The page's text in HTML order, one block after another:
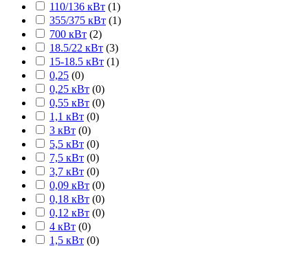
110/136 кВт (1)
355/375 кВт (1)
700 кВт (2)
18.5/22 кВт (3)
15-18.5 кВт (1)
0,25 (0)
0,25 кВт (0)
0,55 кВт (0)
1,1 кВт (0)
3 кВт (0)
5,5 кВт (0)
7,5 кВт (0)
3,7 кВт (0)
0,09 кВт (0)
0,18 кВт (0)
0,12 кВт (0)
4 кВт (0)
1,5 кВт (0)